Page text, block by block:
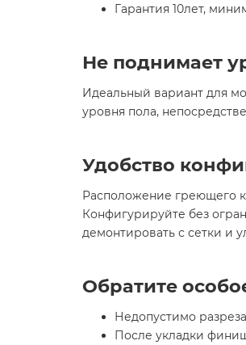
Гарантия 10лет,
Не поднимает
Идеальный вариант для
уровня пола,
Удобство
Расположение греющего
Конфигурируйте без
демонтировать с сетки и
Обратите
Недопустимо
После укладки